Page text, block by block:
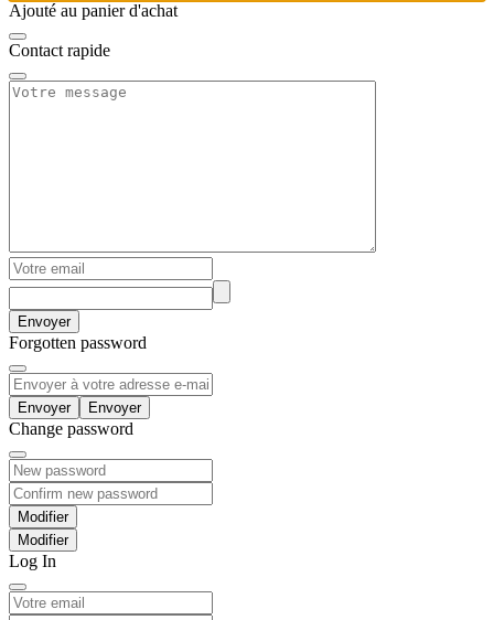
Ajouté au panier d'achat
Contact rapide
Envoyer
Forgotten password
Envoyer
Change password
Modifier
Log In